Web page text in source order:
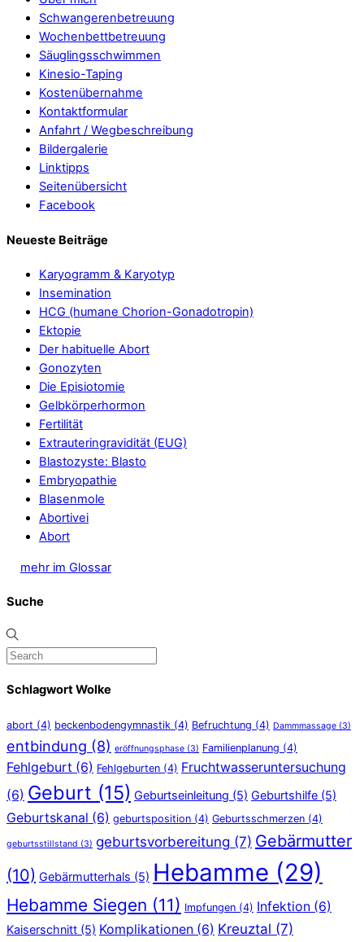
Schwangerenbetreuung
Wochenbettbetreuung
Säuglingsschwimmen
Kinesio-Taping
Kostenübernahme
Kontaktformular
Anfahrt / Wegbeschreibung
Bildergalerie
Linktipps
Seitenübersicht
Facebook
Neueste Beiträge
Karyogramm & Karyotyp
Insemination
HCG (humane Chorion-Gonadotropin)
Ektopie
Der habituelle Abort
Gonozyten
Die Episiotomie
Gelbkörperhormon
Fertilität
Extrauteringravidität (EUG)
Blastozyste: Blasto
Embryopathie
Blasenmole
Abortivei
Abort
mehr im Glossar
Suche
Schlagwort Wolke
abort (4) beckenbodengymnastik (4) Befruchtung (4) Dammmassage (3)
entbindung (8) eröffnungsphase (3) Familienplanung (4)
Fehlgeburt (6) Fehlgeburten (4) Fruchtwasseruntersuchung
(6) Geburt (15) Geburtseinleitung (5) Geburtshilfe (5)
Geburtskanal (6) geburtsposition (4) Geburtsschmerzen (4)
geburtsstillstand (3) geburtsvorbereitung (7) Gebärmutter
(10) Gebärmutterhals (5) Hebamme (29)
Hebamme Siegen (11) Impfungen (4) Infektion (6)
Kaiserschnitt (5) Komplikationen (6) Kreuztal (7)